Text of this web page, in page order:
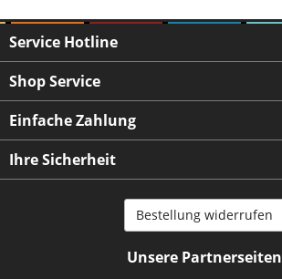
Service Hotline
Shop Service
Einfache Zahlung
Ihre Sicherheit
Bestellung widerrufen
Unsere Partnerseiten